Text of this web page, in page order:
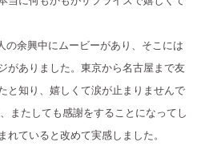
の余興中にムービーがあり、そこには
がありました。東京から名古屋まで友
と知り、嬉しくて涙が止まりませんで
またしても感謝をすることになってし
ていると改めて実感しました。